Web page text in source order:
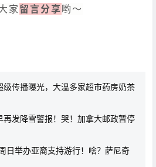
家 留言分享哟～
传播曝光，大温多家超市药房奶茶
发降雪警报！哭！加拿大邮政暂停
日举办亚裔支持游行！啥？萨尼奇